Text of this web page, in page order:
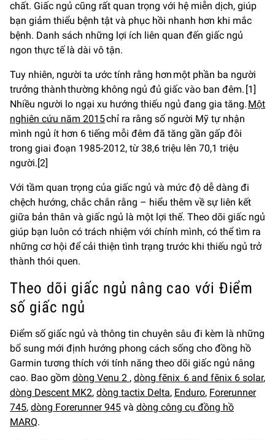
chất. Giấc ngủ cũng rất quan trọng với hệ miễn dịch, giúp
bạn giảm thiểu bệnh tật và phục hồi nhanh hơn khi mắc
bệnh. Danh sách những lợi ích liên quan đến giấc ngủ
ngon thực tế là dài vô tận.
Tuy nhiên, người ta ước tính rằng hơn một phần ba người
trưởng thành thường không ngủ đủ giấc vào ban đêm. [1]
Nhiều người lo ngại xu hướng thiếu ngủ đang gia tăng. Một
nghiên cứu năm 2015chỉ ra rằng số người Mỹ tự nhận
mình ngủ ít hơn 6 tiếng mỗi đêm đã tăng gần gấp đôi
trong giai đoạn 1985-2012, từ 38,6 triệu lên 70,1 triệu
người.[2]
Với tầm quan trọng của giấc ngủ và mức độ dễ dàng đi
chệch hướng, chắc chắn rằng – hiểu thêm về sự liên kết
giữa bản thân và giấc ngủ là một lợi thế. Theo dõi giấc ngủ
giúp bạn luôn có trách nhiệm với chính mình, có thể tìm ra
những cơ hội để cải thiện tình trạng trước khi thiếu ngủ trở
thành thói quen.
Theo dõi giấc ngủ nâng cao với Điểm
số giấc ngủ
Điểm số giấc ngủ và thông tin chuyên sâu đi kèm là những
bổ sung mới định hướng phong cách sống cho đồng hồ
Garmin tương thích với tính năng theo dõi giấc ngủ nâng
cao. Bao gồm dòng Venu 2 , dòng fēnix 6 and fēnix 6 solar,
dòng Descent MK2, dòng tactix Delta, Enduro, Forerunner
745, dòng Forerunner 945 và dòng công cụ đồng hồ
MARQ.